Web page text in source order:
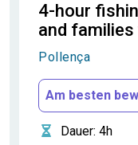
4-hour
and
Pollença
Am besten
Dauer: 4h